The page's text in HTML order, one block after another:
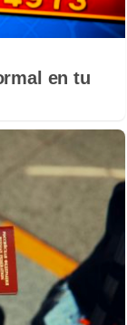
en tu